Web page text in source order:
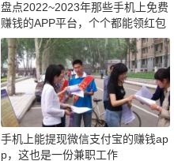
盘点2022~2023年那些手机上免费
赚钱的APP平台，个个都能领红包
手机上能提现微信支付宝的赚钱ap
p，这也是一份兼职工作